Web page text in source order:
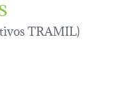
TRAMIL)